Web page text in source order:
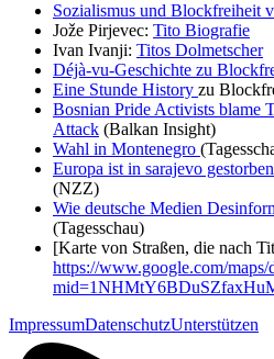
Sozialismus und Blockfreiheit
Jože Pirjevec: Tito Biografie
Ivan Ivanji: Titos Dolmetscher
Déjà-vu-Geschichte zu
Eine Stunde History zu
Bosnian Pride Activists blame
Attack (Balkan Insight)
Wahl in Montenegro
Europa ist in sarajevo
(NZZ)
Wie deutsche Medien
(Tagesschau)
[Karte von Straßen, die nach
https://www.google.com/maps/
ImpressumDatenschutzUnterstützen